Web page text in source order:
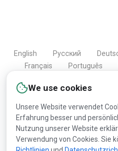
We use cookies
Unsere Website verwendet
Erfahrung besser und
Nutzung unserer Website
Verwendung von Cookies. Sie
English Русский
Français
Português
Copyright © 2000-2026